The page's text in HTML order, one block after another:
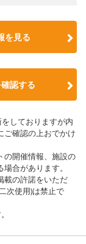
を見る
認する
しておりますが内
ご確認の上おでかけ
の開催情報、施設の
合があります。
載の許諾をいただ
次使用)は禁止で